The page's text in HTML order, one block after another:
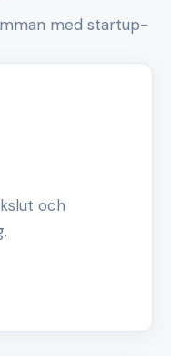
med startup-
och